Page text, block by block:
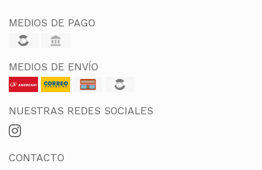
MEDIOS DE PAGO
MEDIOS DE ENVÍO
NUESTRAS REDES SOCIALES
CONTACTO